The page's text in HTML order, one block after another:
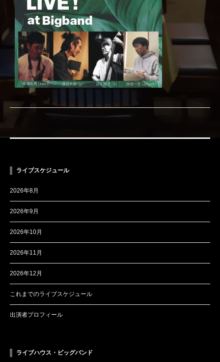
ライブスケジュール
2026年8月
2026年9月
2026年10月
2026年11月
2026年12月
これまでのライブスケジュール
出演者プロフィール
ライブハウス・ビッグバンド